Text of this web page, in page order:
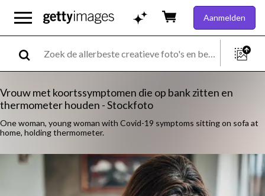
Aanmelden
Vrouw met koortssymptomen die op bank zitten en
thermometer houden - Stockfoto
One woman, young woman with Covid-19 symptoms sitting on sofa at
home, holding thermometer.